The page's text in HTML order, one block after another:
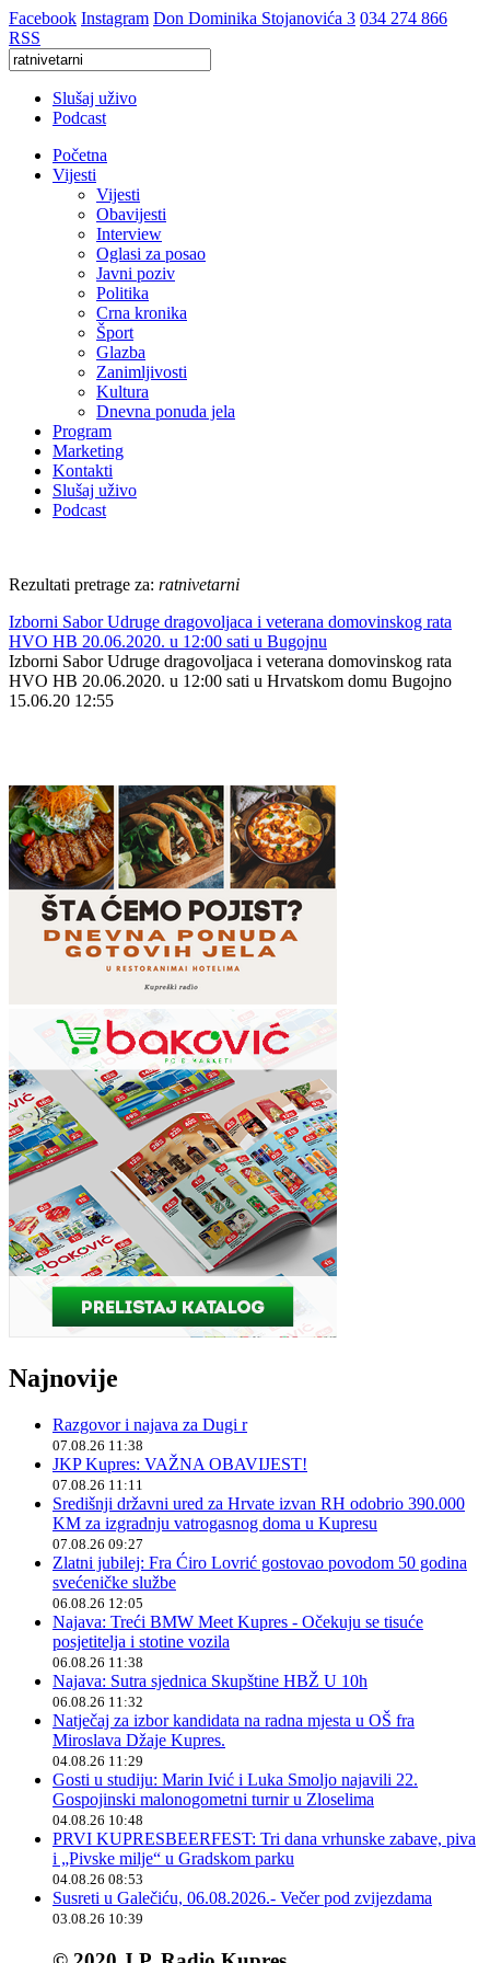
Facebook Instagram Don Dominika Stojanovića 3 034 274 866
RSS
Slušaj uživo
Podcast
Početna
Vijesti
Vijesti
Obavijesti
Interview
Oglasi za posao
Javni poziv
Politika
Crna kronika
Šport
Glazba
Zanimljivosti
Kultura
Dnevna ponuda jela
Program
Marketing
Kontakti
Slušaj uživo
Podcast
Rezultati pretrage za: ratnivetarni
Izborni Sabor Udruge dragovoljaca i veterana domovinskog rata
HVO HB 20.06.2020. u 12:00 sati u Bugojnu
Izborni Sabor Udruge dragovoljaca i veterana domovinskog rata
HVO HB 20.06.2020. u 12:00 sati u Hrvatskom domu Bugojno
15.06.20 12:55
Najnovije
Razgovor i najava za Dugi r
07.08.26 11:38
JKP Kupres: VAŽNA OBAVIJEST!
07.08.26 11:11
Središnji državni ured za Hrvate izvan RH odobrio 390.000
KM za izgradnju vatrogasnog doma u Kupresu
07.08.26 09:27
Zlatni jubilej: Fra Ćiro Lovrić gostovao povodom 50 godina
svećeničke službe
06.08.26 12:05
Najava: Treći BMW Meet Kupres - Očekuju se tisuće
posjetitelja i stotine vozila
06.08.26 11:38
Najava: Sutra sjednica Skupštine HBŽ U 10h
06.08.26 11:32
Natječaj za izbor kandidata na radna mjesta u OŠ fra
Miroslava Džaje Kupres.
04.08.26 11:29
Gosti u studiju: Marin Ivić i Luka Smoljo najavili 22.
Gospojinski malonogometni turnir u Zloselima
04.08.26 10:48
PRVI KUPRESBEERFEST: Tri dana vrhunske zabave, piva
i „Pivske milje“ u Gradskom parku
04.08.26 08:53
Susreti u Galečiću, 06.08.2026.- Večer pod zvijezdama
03.08.26 10:39